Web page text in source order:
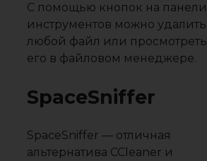
С помощью кнопок на панели
инструментов можно удалить
любой файл или просмотреть
его в файловом менеджере.
SpaceSniffer
SpaceSniffer — отличная
альтернатива CCleaner и